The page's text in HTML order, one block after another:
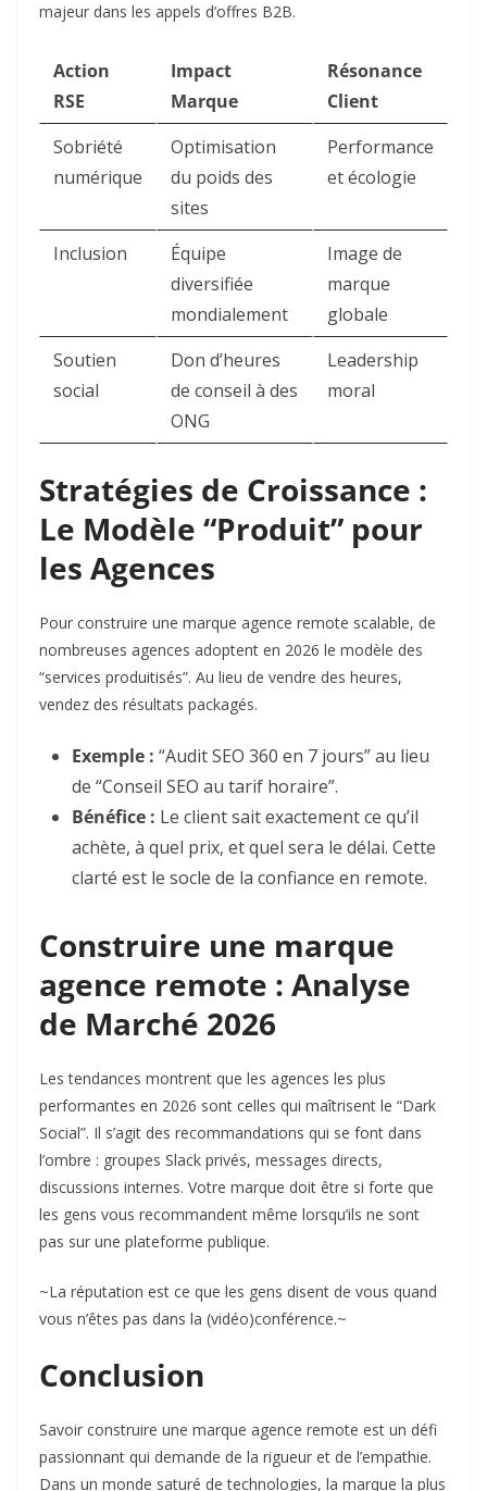
majeur dans les appels d’offres B2B.
Action
RSE
Impact
Marque
Résonance
Client
Sobriété
numérique
Optimisation
du poids des
sites
Performance
et écologie
Inclusion
Équipe
diversifiée
mondialement
Image de
marque
globale
Soutien
social
Don d’heures
de conseil à des
ONG
Leadership
moral
Stratégies de Croissance :
Le Modèle “Produit” pour
les Agences
Pour construire une marque agence remote scalable, de
nombreuses agences adoptent en 2026 le modèle des
“services produitisés”. Au lieu de vendre des heures,
vendez des résultats packagés.
Exemple : “Audit SEO 360 en 7 jours” au lieu
de “Conseil SEO au tarif horaire”.
Bénéfice : Le client sait exactement ce qu’il
achète, à quel prix, et quel sera le délai. Cette
clarté est le socle de la confiance en remote.
Construire une marque
agence remote : Analyse
de Marché 2026
Les tendances montrent que les agences les plus
performantes en 2026 sont celles qui maîtrisent le “Dark
Social”. Il s’agit des recommandations qui se font dans
l’ombre : groupes Slack privés, messages directs,
discussions internes. Votre marque doit être si forte que
les gens vous recommandent même lorsqu’ils ne sont
pas sur une plateforme publique.
~La réputation est ce que les gens disent de vous quand
vous n’êtes pas dans la (vidéo)conférence.~
Conclusion
Savoir construire une marque agence remote est un défi
passionnant qui demande de la rigueur et de l’empathie.
Dans un monde saturé de technologies, la marque la plus